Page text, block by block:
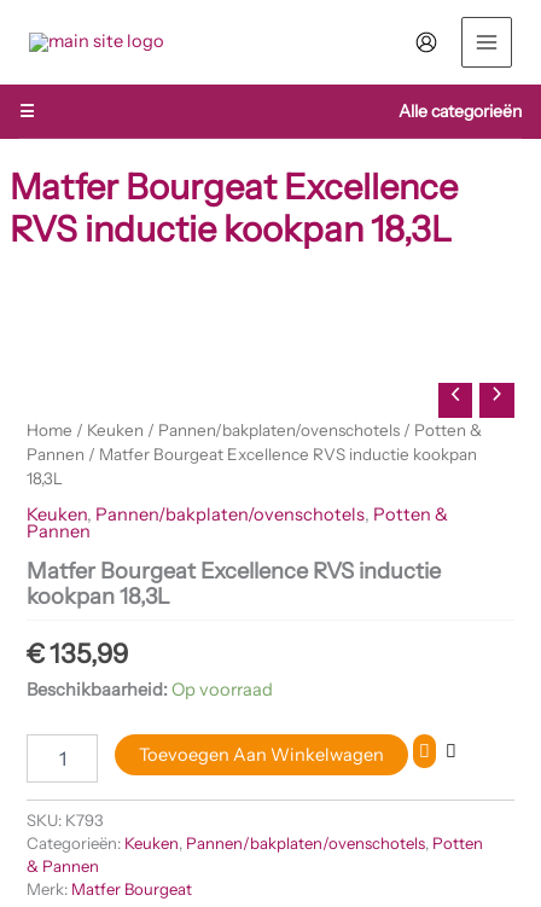
naar
inhoud
☰
Alle categorieën
Matfer Bourgeat Excellence
RVS inductie kookpan 18,3L
Home / Keuken / Pannen/bakplaten/ovenschotels / Potten &
Pannen / Matfer Bourgeat Excellence RVS inductie kookpan
18,3L
Keuken, Pannen/bakplaten/ovenschotels, Potten &
Pannen
Matfer Bourgeat Excellence RVS inductie
kookpan 18,3L
€135,99
Beschikbaarheid:Op voorraad
kookpan
18,3L
aantal
Toevoegen Aan Winkelwagen
SKU: K793
Categorieën: Keuken, Pannen/bakplaten/ovenschotels, Potten
& Pannen
Merk: Matfer Bourgeat